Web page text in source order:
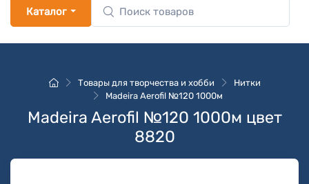
Каталог
Товары для творчества и хобби
Нитки
Madeira Aerofil №120 1000м
Madeira Aerofil №120 1000м цвет
8820